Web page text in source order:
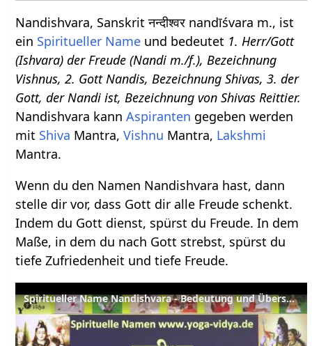
Nandishvara, Sanskrit नन्दीश्वर nandīśvara m., ist
ein Spiritueller Name und bedeutet 1. Herr/Gott
(Ishvara) der Freude (Nandi m./f.), Bezeichnung
Vishnus, 2. Gott Nandis, Bezeichnung Shivas, 3. der
Gott, der Nandi ist, Bezeichnung von Shivas Reittier.
Nandishvara kannAspiranten gegeben werden
mit Shiva Mantra,Vishnu Mantra, Lakshmi
Mantra.
Wenn du den Namen Nandishvara hast, dann
stelle dir vor, dass Gott dir alle Freude schenkt.
Indem du Gott dienst, spürst du Freude. In dem
Maße, in dem du nach Gott strebst, spürst du
tiefe Zufriedenheit und tiefe Freude.
Spiritueller Name Nandishvara - Bedeutung und Übersetzung aus dem Sanskrit